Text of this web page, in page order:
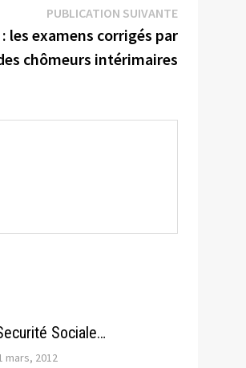
PUBLICATION SUIVANTEPublication
suivante :
les examens corrigés par
chômeurs intérimaires
Sociale…
mars, 2012